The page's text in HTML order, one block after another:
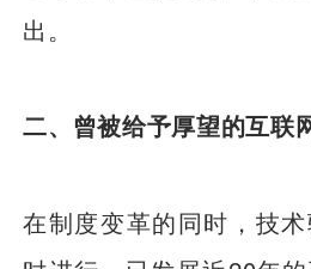
出。
二、曾被给予厚望的互联
在制度变革的同时，技